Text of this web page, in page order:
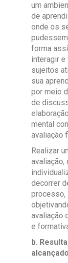
um
de
onde os
forma
interagir e
sujeitos
sua
por meio
de
mental
avaliação
Realizar
avaliação,
decorrer
processo,
avaliação
e
b.